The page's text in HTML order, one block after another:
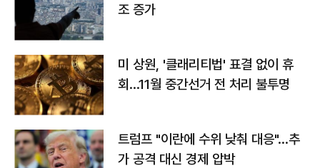
조 증가
미 상원, '클래리티법' 표결 없이 휴
회…11월 중간선거 전 처리 불투명
트럼프 "이란에 수위 낮춰 대응"…추
가 공격 대신 경제 압박